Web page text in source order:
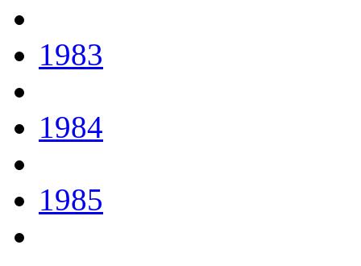
1983
1984
1985